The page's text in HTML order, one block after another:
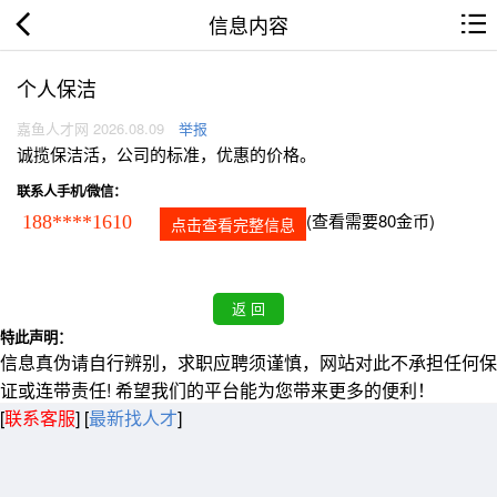
信息内容
个人保洁
嘉鱼人才网 2026.08.09 举报
诚揽保洁活，公司的标准，优惠的价格。
联系人手机/微信：
188****1610 点击查看完整信息 (查看需要80金币)
特此声明：
信息真伪请自行辨别，求职应聘须谨慎，网站对此不承担任何保
证或连带责任! 希望我们的平台能为您带来更多的便利！
[联系客服] [最新找人才]